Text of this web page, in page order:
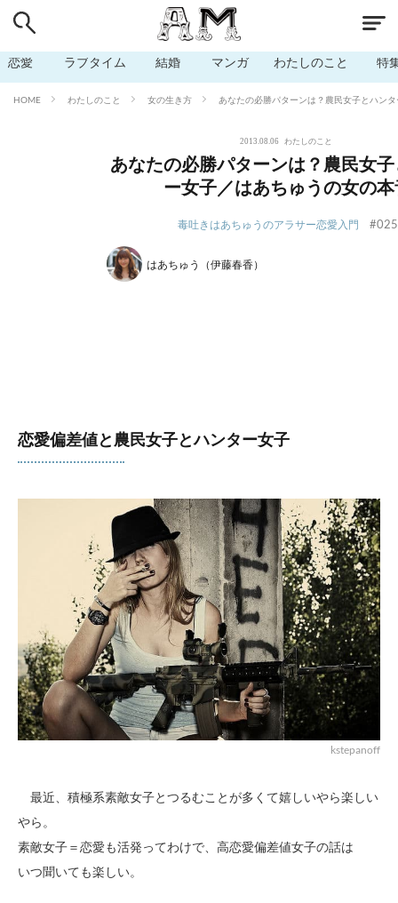
恋愛 ラブタイム 結婚 マンガ わたしのこと 特
HOME わたしのこと 女の生き方 あなたの必勝パターンは？農民女子とハン
2013.08.06 わたしのこと
あなたの必勝パターンは？農民女
ー女子／はあちゅうの女の本
毒吐きはあちゅうのアラサー恋愛入門 #025
はあちゅう（伊藤春香）
恋愛偏差値と農民女子とハンター女子
kstepanoff
最近、積極系素敵女子とつるむことが多くて嬉しいやら楽しい
やら。
素敵女子＝恋愛も活発ってわけで、高恋愛偏差値女子の話は
いつ聞いても楽しい。
# 男の本音 # セフレ # 不倫
# 出会う方法 # マッチングアプリ # ラブグッズ # 体の相
# 夫婦の悩み # おもしろライフ